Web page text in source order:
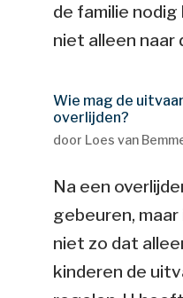
de familie
niet alleen naar
Wie mag de
overlijden?
door Loes van
Na een
gebeuren,
niet zo dat
kinderen de